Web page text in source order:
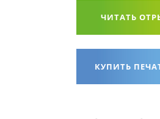
ЧИТАТЬ
КУПИТЬ